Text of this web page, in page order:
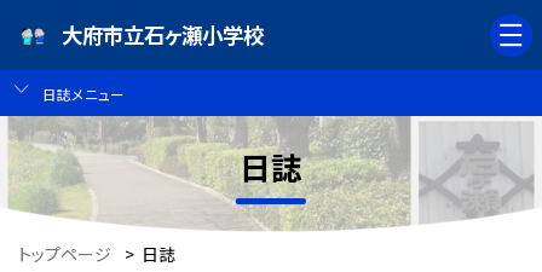
大府市立石ヶ瀬小学校
日誌メニュー
日誌
トップページ > 日誌